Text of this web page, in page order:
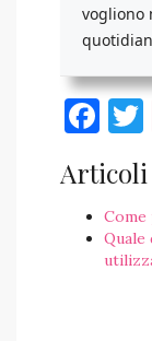
vogliono